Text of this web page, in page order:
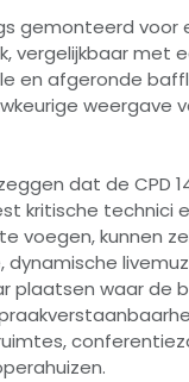
gemonteerd voor
vergelijkbaar met
en afgeronde
weergave
dat de CPD
kritische technici
voegen, kunnen
plaatsen waar de